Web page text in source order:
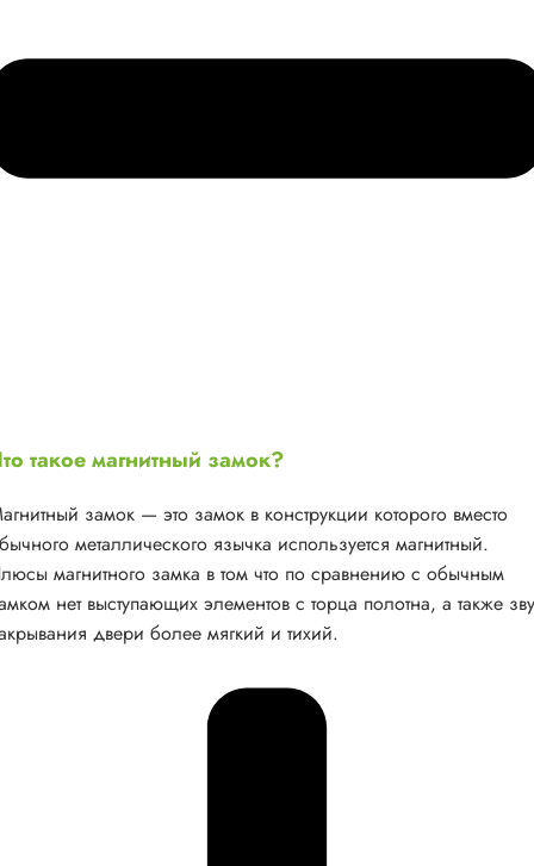
такое магнитный замок?
замок — это замок в конструкции которого вместо
металлического язычка используется магнитный.
магнитного замка в том что по сравнению с обычным
нет выступающих элементов с торца полотна, а также
двери более мягкий и тихий.